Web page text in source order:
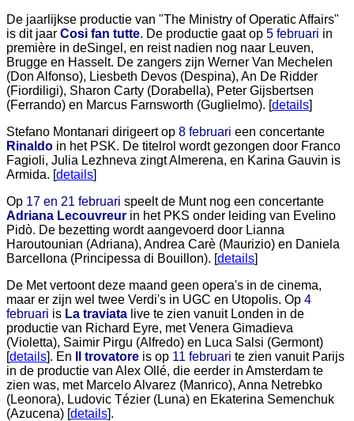
De jaarlijkse productie van "The Ministry of Operatic Affairs"
is dit jaar Cosi fan tutte. De productie gaat op 5 februari in
première in deSingel, en reist nadien nog naar Leuven,
Brugge en Hasselt. De zangers zijn Werner Van Mechelen
(Don Alfonso), Liesbeth Devos (Despina), An De Ridder
(Fiordiligi), Sharon Carty (Dorabella), Peter Gijsbertsen
(Ferrando) en Marcus Farnsworth (Guglielmo). [details]
Stefano Montanari dirigeert op 8 februari een concertante
Rinaldo in het PSK. De titelrol wordt gezongen door Franco
Fagioli, Julia Lezhneva zingt Almerena, en Karina Gauvin is
Armida. [details]
Op 17 en 21 februari speelt de Munt nog een concertante
Adriana Lecouvreur in het PKS onder leiding van Evelino
Pidò. De bezetting wordt aangevoerd door Lianna
Haroutounian (Adriana), Andrea Carè (Maurizio) en Daniela
Barcellona (Principessa di Bouillon). [details]
De Met vertoont deze maand geen opera's in de cinema,
maar er zijn wel twee Verdi's in UGC en Utopolis. Op 4
februari is La traviata live te zien vanuit Londen in de
productie van Richard Eyre, met Venera Gimadieva
(Violetta), Saimir Pirgu (Alfredo) en Luca Salsi (Germont)
[details]. En Il trovatore is op 11 februari te zien vanuit Parijs
in de productie van Alex Ollé, die eerder in Amsterdam te
zien was, met Marcelo Alvarez (Manrico), Anna Netrebko
(Leonora), Ludovic Tézier (Luna) en Ekaterina Semenchuk
(Azucena) [details].